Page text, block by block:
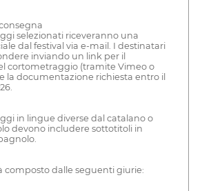
selezionati riceveranno una
dal festival via e-mail. I destinatari
inviando un link per il
cortometraggio (tramite Vimeo o
la documentazione richiesta entro il
in lingue diverse dal catalano o
devono includere sottotitoli in
composto dalle seguenti giurie: